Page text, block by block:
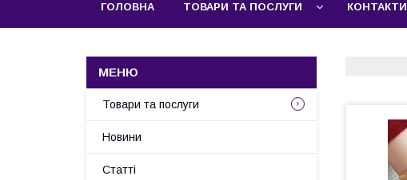
ГОЛОВНА ТОВАРИ ТА ПОСЛУГИ КОНТАКТИ
Товари та послуги
Новини
Статті